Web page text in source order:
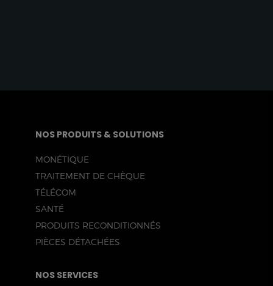
NOS PRODUITS & SOLUTIONS
MONÉTIQUE
TRAITEMENT DE CHÈQUE
TÉLÉCOM
SANTÉ
PRODUITS RECONDITIONNÉS
PIÈCES DÉTACHÉES
NOS SERVICES